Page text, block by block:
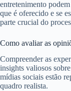
entretenimento
que é oferecido e se
parte crucial do
Como avaliar as
Compreender as
insights valiosos
mídias sociais estão
quadro realista.